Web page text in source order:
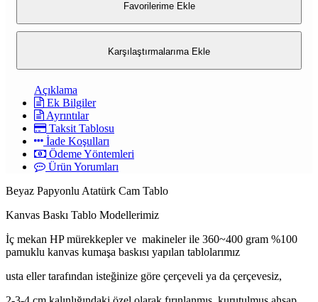
Favorilerime Ekle
Karşılaştırmalarıma Ekle
Açıklama
Ek Bilgiler
Ayrıntılar
Taksit Tablosu
İade Koşulları
Ödeme Yöntemleri
Ürün Yorumları
Beyaz Papyonlu Atatürk Cam Tablo
Kanvas Baskı Tablo Modellerimiz
İç mekan HP mürekkepler ve makineler ile 360~400 gram %100
pamuklu kanvas kumaşa baskısı yapılan tablolarımız
usta eller tarafından isteğinize göre çerçeveli ya da çerçevesiz,